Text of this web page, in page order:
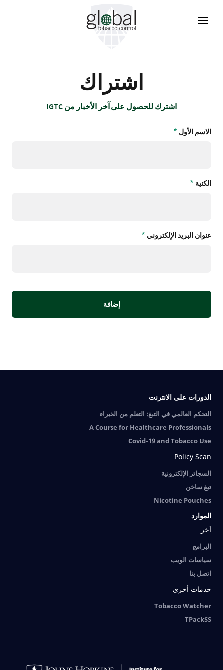
اشتراك
اشترك للحصول على آخر الأخبار من IGTC
الاسم الأول
الكنية
عنوان البريد الإلكتروني
الدورات على الانترنت
التحكم العالمي في التبغ: التعلم من الخبراء
A Course for Healthcare Professionals
Covid-19 and Tobacco Use
Policy Scan
السجائر الإلكترونية
تبغ ساخن
Nicotine Pouches
الموارد
آخر
البرامج
سياسات الويب
اتصل بنا
خدمات أخرى
Tobacco Watcher
TPackSS